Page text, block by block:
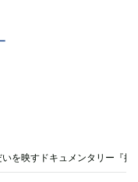
を映すドキュメンタリー『抗